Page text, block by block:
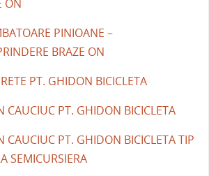
ON
PINIOANE –
BRAZE ON
PT. GHIDON BICICLETA
CAUCIUC PT. GHIDON BICICLETA
CAUCIUC PT. GHIDON BICICLETA TIP
SEMICURSIERA